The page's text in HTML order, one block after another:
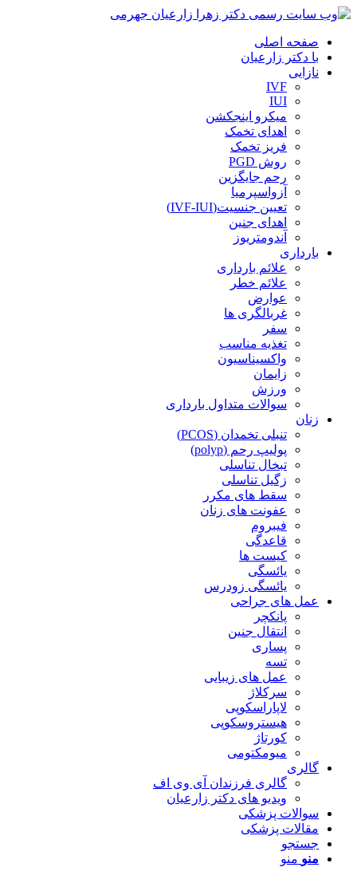
صفحه اصلی
با دکتر زارعیان
نازایی
IVF
IUI
میکرو اینجکشن
اهدای تخمک
فریز تخمک
روش PGD
رحم جایگزین
آزواسپرمیا
تعیین جنسیت(IVF-IUI)
اهدای جنین
آندومتریوز
بارداری
علائم بارداری
علائم خطر
عوارض
غربالگری ها
سفر
تغذیه مناسب
واکسیناسیون
زایمان
ورزش
سوالات متداول بارداری
زنان
تنبلی تخمدان (PCOS)
پولیپ رحم (polyp)
تبخال تناسلی
زگیل تناسلی
سقط های مکرر
عفونت های زنان
فیبروم
قاعدگی
کیست ها
یائسگی
یائسگی زودرس
عمل های جراحی
پانکچر
انتقال جنین
پساری
تسه
عمل های زیبایی
سرکلاژ
لاپاراسکوپی
هیستروسکوپی
کورتاژ
میومکتومی
گالری
گالری فرزندان آی وی اف
ویدیو های دکتر زارعیان
سوالات پزشکی
مقالات پزشکی
جستجو
منو منو